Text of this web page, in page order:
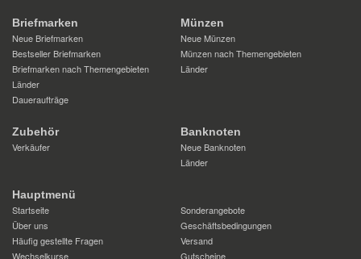
Briefmarken
Neue Briefmarken
Bestseller Briefmarken
Briefmarken nach Themengebieten
Länder
Daueraufträge
Münzen
Neue Münzen
Münzen nach Themengebieten
Länder
Zubehör
Verkäufer
Banknoten
Neue Banknoten
Länder
Hauptmenü
Startseite
Sonderangebote
Über uns
Geschäftsbedingungen
Häufig gestellte Fragen
Versand
Wechselkurse
Gutscheine